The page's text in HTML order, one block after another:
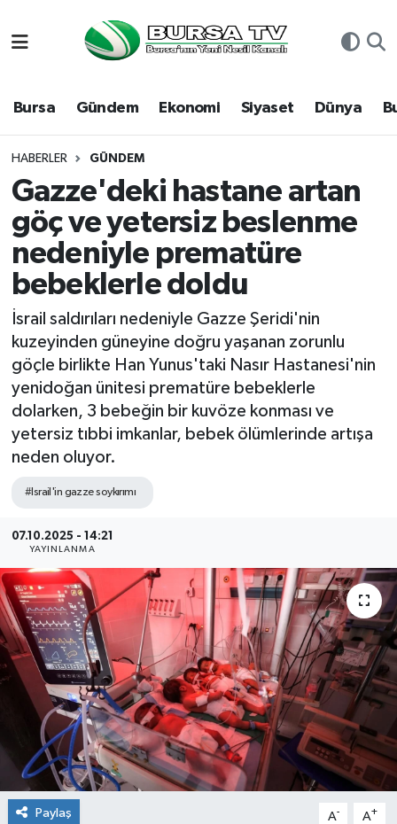
Bursa Gündem Ekonomi Siyaset Dünya
HABERLER GÜNDEM
Gazze'deki hastane artan
göç ve yetersiz beslenme
nedeniyle prematüre
bebeklerle doldu
İsrail saldırıları nedeniyle Gazze Şeridi'nin
kuzeyinden güneyine doğru yaşanan zorunlu
göçle birlikte Han Yunus'taki Nasır Hastanesi'nin
yenidoğan ünitesi prematüre bebeklerle
dolarken, 3 bebeğin bir kuvöze konması ve
yetersiz tıbbi imkanlar, bebek ölümlerinde artışa
neden oluyor.
#Israil'in gazze soykırımı
07.10.2025 - 14:21
YAYINLANMA
Paylaş A- A+
Bursa
Dünya
Eğitim
Ekonomi
Genel
Gündem
Magazin
Sağlık
Türkiye
Hava Durumu
Namaz Vakitleri
Trafik Durumu
Süper Lig Puan Durumu ve Fikstür
Tüm Manşetler
Son Dakika Haberleri
Haber Arşivi